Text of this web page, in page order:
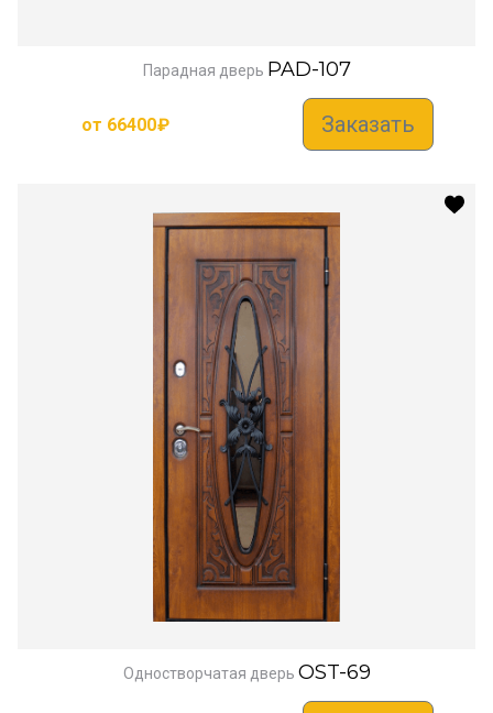
Парадная дверь PAD-107
от 66400₽ Заказать
Одностворчатая дверь OST-69